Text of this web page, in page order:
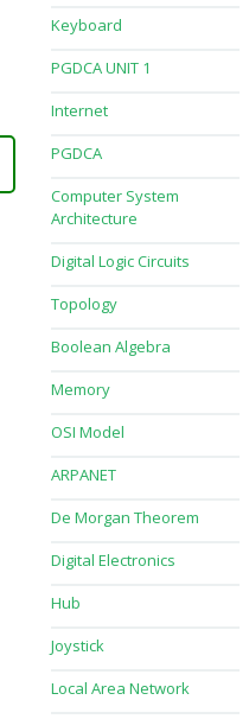
Keyboard
PGDCA UNIT 1
Internet
PGDCA
Computer System
Architecture
Digital Logic Circuits
Topology
Boolean Algebra
Memory
OSI Model
ARPANET
De Morgan Theorem
Digital Electronics
Hub
Joystick
Local Area Network